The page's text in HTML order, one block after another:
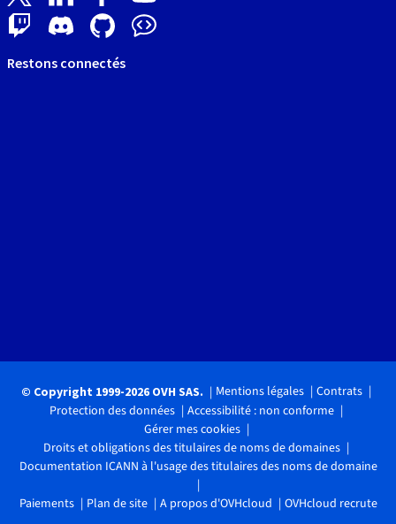
Restons connectés
© Copyright 1999-2026 OVH SAS. Mentions légales
Contrats
Protection des données
Accessibilité : non conforme
Gérer mes cookies
Droits et obligations des titulaires de noms de domaines
Documentation ICANN à l'usage des titulaires des noms de domaine
Paiements Plan de site A propos d'OVHcloud OVHcloud recrute